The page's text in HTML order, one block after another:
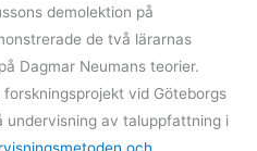
demolektion på
de två lärarnas
Dagmar Neumans teorier.
vid Göteborgs
undervisning av taluppfattning i